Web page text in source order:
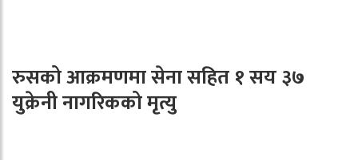
रुसको आक्रमणमा सेना सहित १ सय ३७
युक्रेनी नागरिकको मृत्यु